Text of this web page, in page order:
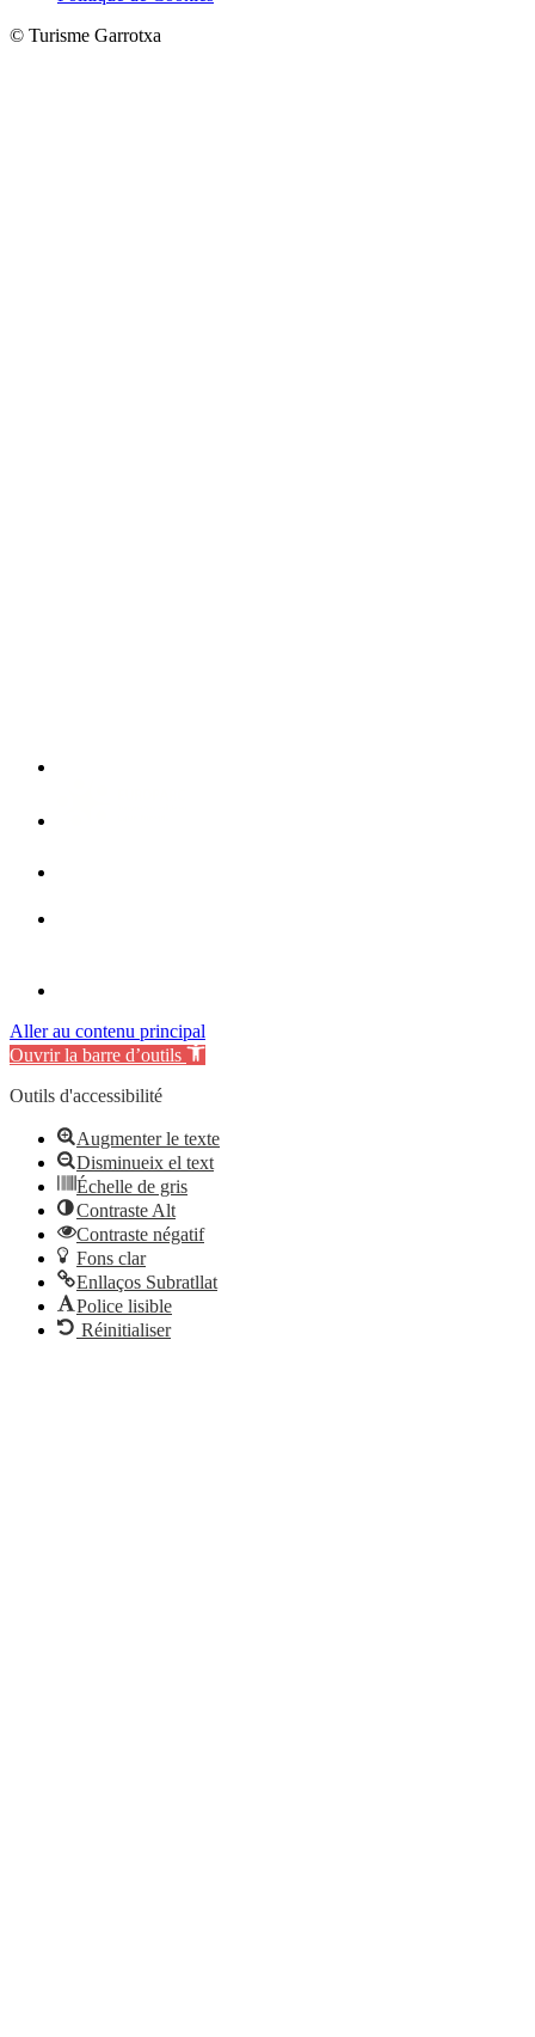
© Turisme Garrotxa
Aller au contenu principal
Ouvrir la barre d’outils
Outils d'accessibilité
Augmenter le texte
Disminueix el text
Échelle de gris
Contraste Alt
Contraste négatif
Fons clar
Enllaços Subratllat
Police lisible
Réinitialiser